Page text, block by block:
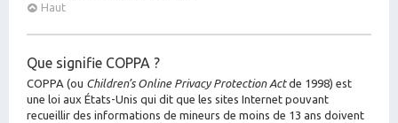
Haut
Que signifie COPPA ?
COPPA (ou Children’s Online Privacy Protection Actde 1998) est
une loi aux États-Unis qui dit que les sites Internet pouvant
recueillir des informations de mineurs de moins de 13 ans doivent